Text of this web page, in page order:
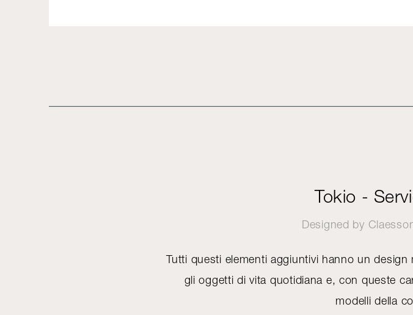
Tokio -
Designed by
Tutti questi elementi aggiuntivi hanno un
gli oggetti di vita quotidiana e, con queste
modelli della